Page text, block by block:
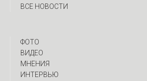
ВСЕ НОВОСТИ
ФОТО
ВИДЕО
МНЕНИЯ
ИНТЕРВЬЮ